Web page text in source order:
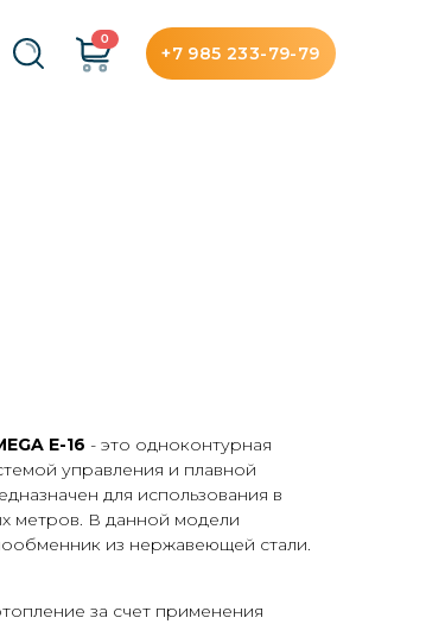
0
+7 985 233-79-79
E-16 - это одноконтурная
управления и плавной
для использования в
метров. В данной модели
из нержавеющей стали.
за счет применения